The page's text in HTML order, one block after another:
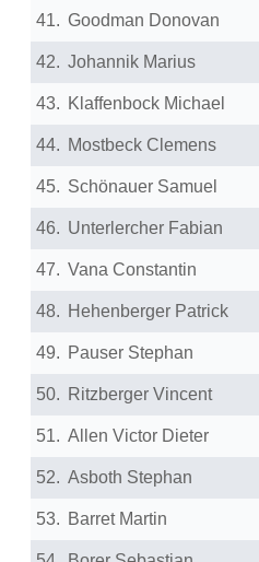
41. Goodman Donovan
42. Johannik Marius
43. Klaffenbock Michael
44. Mostbeck Clemens
45. Schönauer Samuel
46. Unterlercher Fabian
47. Vana Constantin
48. Hehenberger Patrick
49. Pauser Stephan
50. Ritzberger Vincent
51. Allen Victor Dieter
52. Asboth Stephan
53. Barret Martin